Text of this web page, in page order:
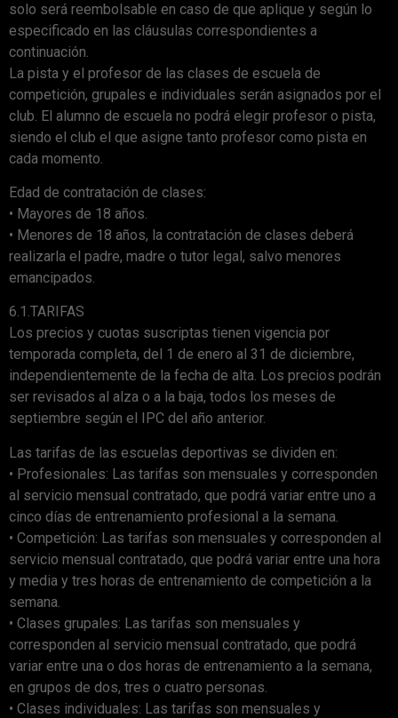
solo será reembolsable en caso de que aplique y según lo
especificado en las cláusulas correspondientes a
continuación.
La pista y el profesor de las clases de escuela de
competición, grupales e individuales serán asignados por el
club. El alumno de escuela no podrá elegir profesor o pista,
siendo el club el que asigne tanto profesor como pista en
cada momento.
Edad de contratación de clases:
• Mayores de 18 años.
• Menores de 18 años, la contratación de clases deberá
realizarla el padre, madre o tutor legal, salvo menores
emancipados.
6.1.TARIFAS
Los precios y cuotas suscriptas tienen vigencia por
temporada completa, del 1 de enero al 31 de diciembre,
independientemente de la fecha de alta. Los precios podrán
ser revisados al alza o a la baja, todos los meses de
septiembre según el IPC del año anterior.
Las tarifas de las escuelas deportivas se dividen en:
• Profesionales: Las tarifas son mensuales y corresponden
al servicio mensual contratado, que podrá variar entre uno a
cinco días de entrenamiento profesional a la semana.
• Competición: Las tarifas son mensuales y corresponden al
servicio mensual contratado, que podrá variar entre una hora
y media y tres horas de entrenamiento de competición a la
semana.
• Clases grupales: Las tarifas son mensuales y
corresponden al servicio mensual contratado, que podrá
variar entre una o dos horas de entrenamiento a la semana,
en grupos de dos, tres o cuatro personas.
• Clases individuales: Las tarifas son mensuales y